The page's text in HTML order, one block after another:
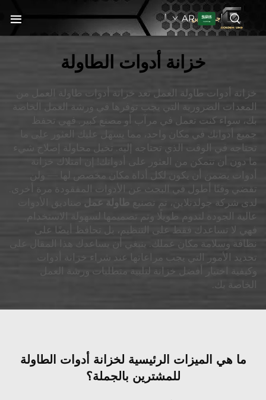
جولدنبلاينAR
خزانة أدوات الطاولة
خزانة أدوات طاولة العمل تعد خزانة أدوات طاولة العمل من
المعدات الضرورية التي يجب توفرها في ورشة العمل الخاصة
بك، سواء كنت تعمل في مرآب أو مصنع كبير. فهي تحفظ
جميع أدواتك في مكان واحد، مما يسهل عليك العثور على ما
تحتاجه في الوقت الذي تحتاجه إليه. تخيل محاولة إصلاح شيء
ما دون أن تتمكن من العثور على أدواتك! إن امتلاك خزانة
أدوات يضمن أن يكون لكل أداة مكان مخصص لها — ولن
تقضي وقتًا أطول في البحث عن الأدوات المفقودة مرة أخرى.
لدى شركة جولدنلاين، تم تصنيع
طاولة عمل
صناديق الأدوات
عالية الجودة لتدوم طويلًا وتم تصميمها لسهولة الاستخدام.
فهي لا تساعدك فقط على التنظيم، بل تحافظ أيضًا على
نظافة وسلامة مكان عملك. ينبغي أن يساعدك هذا المقال على
تحديد الأمور التي يجب مراعاتها عند شراء خزانة أدوات
وكيفية اختيار أفضل خزانة لتلبية متطلبات ورشة العمل
الخاصة بك.
ما هي الميزات الرئيسية لخزانة أدوات الطاولة
للمشترين بالجملة؟